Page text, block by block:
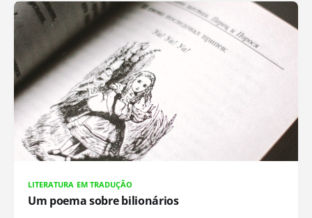
LITERATURA EM TRADUÇÃO
Um poema sobre bilionários